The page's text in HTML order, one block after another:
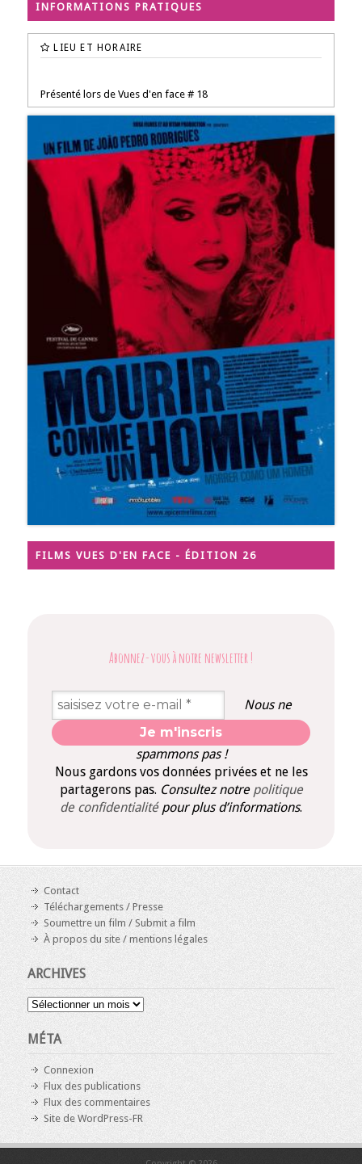
INFORMATIONS PRATIQUES
LIEU ET HORAIRE
Présenté lors de Vues d'en face # 18
FILMS VUES D'EN FACE - ÉDITION 26
Abonnez-vous à notre newsletter !
Nous ne
spammons pas !
Nous gardons vos données privées et ne les
partagerons pas. Consultez notre politique
de confidentialité pour plus d’informations.
Contact
Téléchargements / Presse
Soumettre un film / Submit a film
À propos du site / mentions légales
ARCHIVES
Archives
MÉTA
Connexion
Flux des publications
Flux des commentaires
Site de WordPress-FR